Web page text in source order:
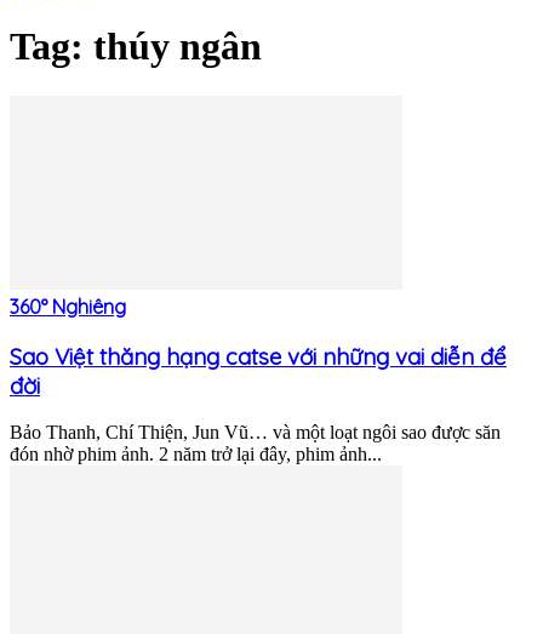
Tag: thúy ngân
360° Nghiêng
Sao Việt thăng hạng catse với những vai diễn để
đời
Bảo Thanh, Chí Thiện, Jun Vũ… và một loạt ngôi sao được săn
đón nhờ phim ảnh. 2 năm trở lại đây, phim ảnh...